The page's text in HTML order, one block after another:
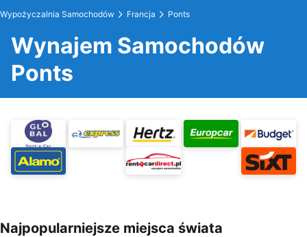
Wypożyczalnia Samochodów Francja Ponts
Wynajem Samochodów
Ponts
Najpopularniejsze miejsca świata